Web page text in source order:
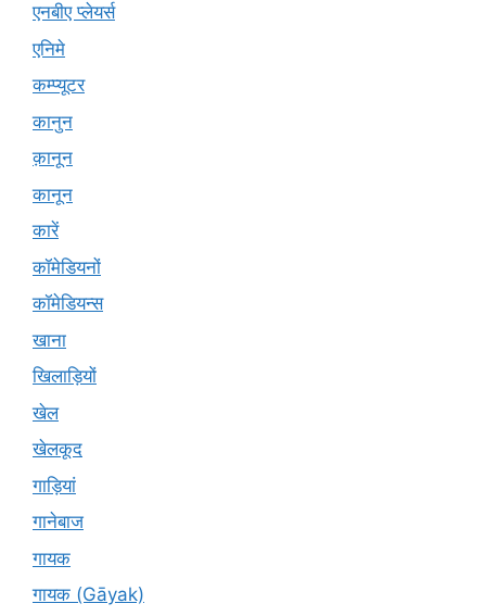
एनबीए प्लेयर्स
एनिमे
कम्प्यूटर
कानुन
क़ानून
कानून
कारें
कॉमेडियनों
कॉमेडियन्स
खाना
खिलाड़ियों
खेल
खेलकूद
गाड़ियां
गानेबाज
गायक
गायक (Gāyak)